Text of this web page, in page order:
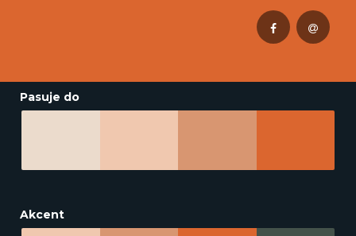
Pasuje do
Akcent